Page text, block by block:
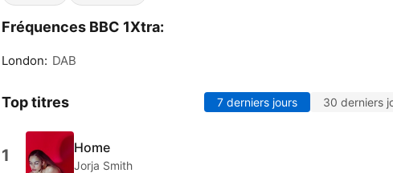
Fréquences BBC 1Xtra:
London: DAB
Top titres 7 derniers jours 30 derniers
1 Home
Jorja Smith